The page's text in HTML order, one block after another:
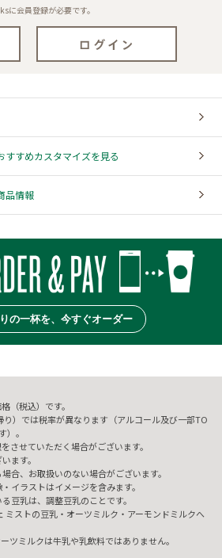
に会員登録が必要です。
すすめカスタマイズを見る
品情報
の一杯を、今すぐオーダー
（税込）です。
）では税率が異なります（アルコール及び一部TO
）。
させていただく場合がございます。
ます。
合、お取扱いのない場合がございます。
イラストはイメージを含みます。
豆乳は、調整豆乳のことです。
ミストの豆乳・オーツミルク・アーモンドミルクへ
ツミルクは牛乳や乳飲料ではありません。